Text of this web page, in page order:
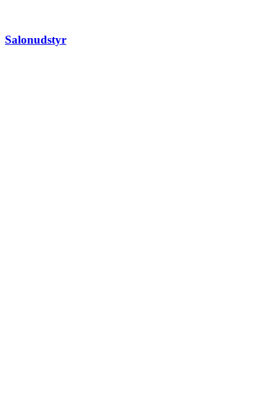
Salonudstyr